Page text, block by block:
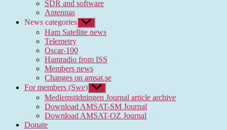
SDR and software
Antennas
News categories Show
sub
menu
Ham Satellite news
Telemetry
Oscar-100
Hamradio from ISS
Members news
Changes on amsat.se
For members (Swe) Show
sub
menu
Medlemstidningen Journal article archive
Download AMSAT-SM Journal
Download AMSAT-OZ Journal
Donate